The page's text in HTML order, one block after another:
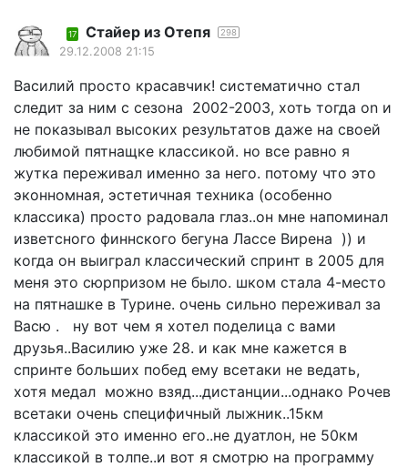
17 Стайер из Отепя 298
29.12.2008 21:15
Василий просто красавчик! систематично стал
следит за ним с сезона 2002-2003, хоть тогда on и
не показывал высоких результатов даже на своей
любимой пятнащке классикой. но все равно я
жутка переживал именно за него. потому что это
эконномная, эстетичная техника (особенно
классика) просто радовала глаз..он мне напоминал
изветсного финнского бегуна Лассе Вирена )) и
когда он выиграл классический спринт в 2005 для
меня это сюрпризом не было. шком стала 4-место
на пятнашке в Турине. очень сильно переживал за
Васю . ну вот чем я хотел поделица с вами
друзья..Василию уже 28. и как мне кажется в
спринте больших побед ему всетаки не ведать,
хотя медал можно взяд...дистанции...однако Рочев
всетаки очень специфичный лыжник..15км
классикой это именно его..не дуатлон, не 50км
классикой в толпе..и вот я смотрю на программу